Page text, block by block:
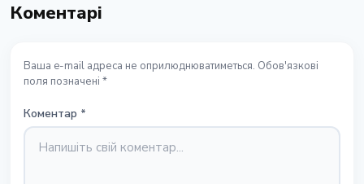
Коментарі
Ваша e-mail адреса не оприлюднюватиметься. Обов'язкові
поля позначені *
Коментар *